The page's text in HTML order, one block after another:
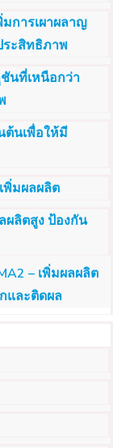
การเผาผลาญ
ระสิทธิภาพ
นที่เหนือกว่า
นเพื่อให้มี
พิ่มผลผลิต
ผลิตสูง ป้องกัน
– เพิ่มผลผลิต
และติดผล